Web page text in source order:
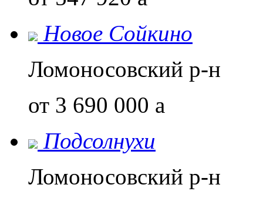
Новое Сойкино
Ломоносовский р-н
от 3 690 000 a
Подсолнухи
Ломоносовский р-н